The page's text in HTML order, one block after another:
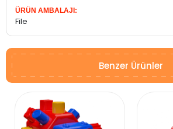
ÜRÜN AMBALAJI:
File
Benzer Ürünler